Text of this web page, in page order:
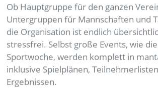
Ob Hauptgruppe für den ganzen
Untergruppen für Mannschaften und
die Organisation ist endlich
stressfrei. Selbst große Events, wie
Sportwoche, werden komplett in
inklusive Spielplänen,
Ergebnissen.